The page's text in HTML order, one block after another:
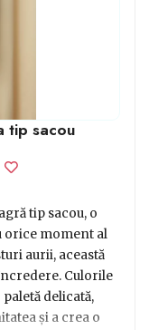
tip sacou
tip sacou, o
orice moment al
aurii, această
Culorile
delicată,
și a crea o